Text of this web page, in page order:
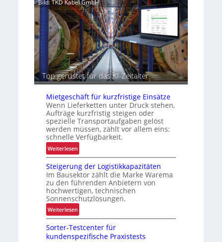
i
s
i
o
n
i
m
i
n
e
r
b
e
r
i
e
b
l
i
c
h
e
i
t
d
u
r
c
h
L
E
D
-
P
r
o
j
k
t
i
o
n
Bild: TKD Kabel GmbH
Top gerüstet für das KI-Zeitalter
Mietgeschäft für kurzfristige Einsätze
Wenn Lieferketten unter Druck stehen,
Aufträge kurzfristig steigen oder
spezielle Transportaufgaben gelöst
werden müssen, zählt vor allem eins:
schnelle Verfügbarkeit.
Weiterlesen:
M
i
e
t
g
e
s
Steigerung der Logistikkapazitäten
Im Bausektor zählt die Marke Warema
zu den führenden Anbietern von
hochwertigen, technischen
Sonnenschutzlösungen.
Weiterlesen:
S
t
e
Sorter-Testcenter für
kundenspezifische Praxistests